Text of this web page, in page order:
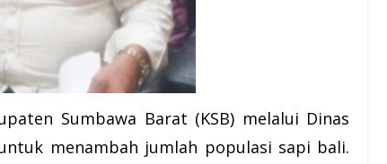
Sumbawa Barat (KSB) melalui Dinas
menambah jumlah populasi sapi bali.